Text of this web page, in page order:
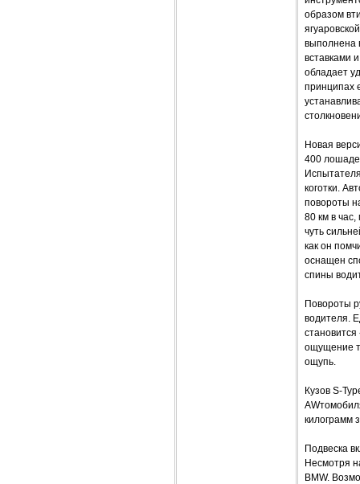
образом
выполнена
вставками
обладает
принципах
Новая
400
коготки.
повороты
80 км в
чуть
как он
оснащен
спины
Повороты
водителя.
ощущение
ощупь.
Кузов S-
килограмм
Подвеска
Несмотря
BMW.